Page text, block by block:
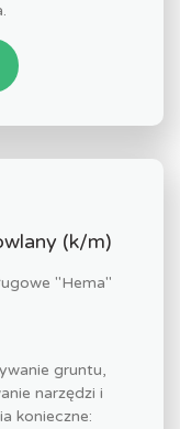
(k/m)
"Hema"
gruntu,
narzędzi i
konieczne: